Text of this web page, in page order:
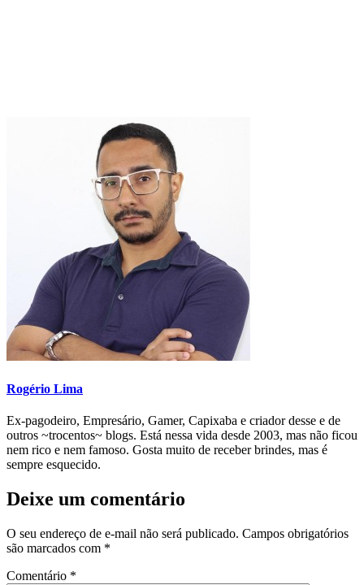
Rogério Lima
Ex-pagodeiro, Empresário, Gamer, Capixaba e criador desse e de
outros ~trocentos~ blogs. Está nessa vida desde 2003, mas não ficou
nem rico e nem famoso. Gosta muito de receber brindes, mas é
sempre esquecido.
Deixe um comentário
O seu endereço de e-mail não será publicado. Campos obrigatórios
são marcados com *
Comentário *